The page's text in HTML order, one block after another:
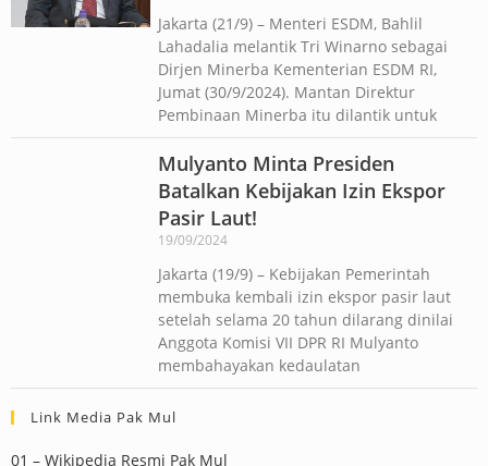
Jakarta (21/9) – Menteri ESDM, Bahlil
Lahadalia melantik Tri Winarno sebagai
Dirjen Minerba Kementerian ESDM RI,
Jumat (30/9/2024). Mantan Direktur
Pembinaan Minerba itu dilantik untuk
Mulyanto Minta Presiden
Batalkan Kebijakan Izin Ekspor
Pasir Laut!
19/09/2024
Jakarta (19/9) – Kebijakan Pemerintah
membuka kembali izin ekspor pasir laut
setelah selama 20 tahun dilarang dinilai
Anggota Komisi VII DPR RI Mulyanto
membahayakan kedaulatan
Link Media Pak Mul
01 – Wikipedia Resmi Pak Mul